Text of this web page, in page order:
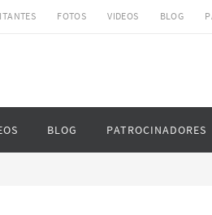
FOTOS VIDEOS BLOG
BLOG PATROCINADORES